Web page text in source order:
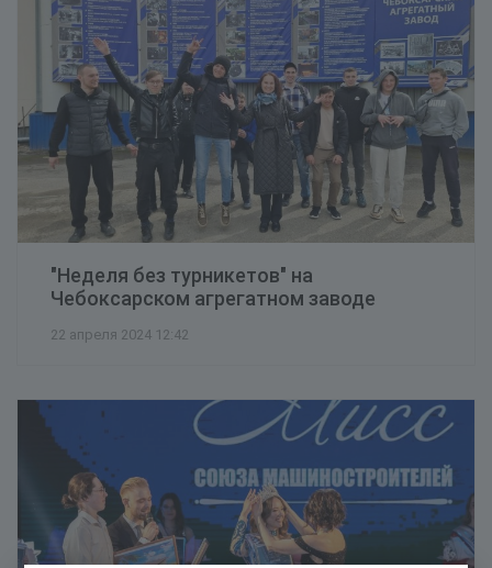
"Неделя без турникетов" на
Чебоксарском агрегатном заводе
22 апреля 2024 12:42